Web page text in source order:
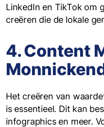
LinkedIn en TikTok om
creëren die de lokale
4. Content
Het creëren van
is essentieel. Dit kan
infographics en meer.